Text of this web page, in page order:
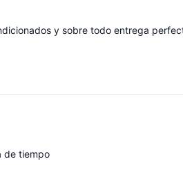
y sobre todo entrega
de tiempo